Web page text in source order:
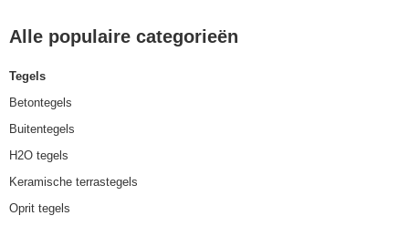
Alle populaire categorieën
Tegels
Betontegels
Buitentegels
H2O tegels
Keramische terrastegels
Oprit tegels